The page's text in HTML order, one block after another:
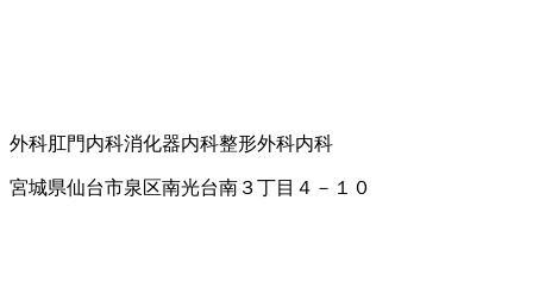
外科肛門内科消化器内科整形外科内科
宮城県仙台市泉区南光台南３丁目４－１０